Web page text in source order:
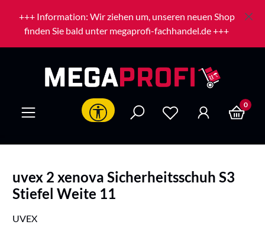
Zum Hauptinhalt springen
+++ Information: Wir ziehen um, unseren neuen Shop
finden Sie bald unter megaprofi-fachhandel.de +++
Werkzeugleiste anzeigen 0
uvex 2 xenova Sicherheitsschuh S3
Stiefel Weite 11
UVEX